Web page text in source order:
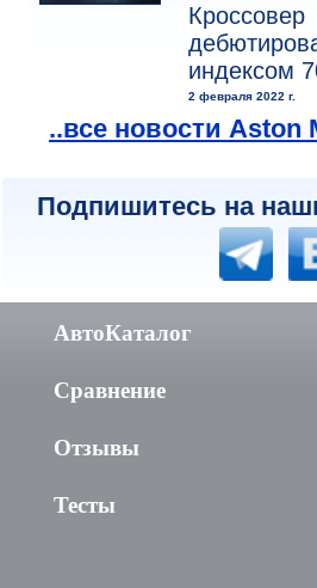
индексом
2 февраля 2022 г.
..все новости Aston
Подпишитесь на
АвтоКаталог
Сравнение
Отзывы
Тесты